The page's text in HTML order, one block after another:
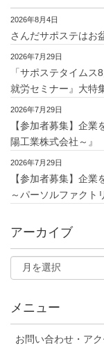
2026年8月4日
さんだサポステはお
2026年7月29日
「サポステタイム
就労セミナー』大特
2026年7月29日
【参加者募集】企
陽工業株式会社～』
2026年7月29日
【参加者募集】企
～パーソルファクト
アーカイブ
メニュー
お問い合わせ・ア